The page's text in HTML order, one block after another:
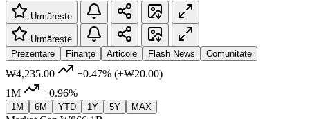
Urmărește
Urmărește
Prezentare
Finanțe Articole Flash News Comunitate
₩4,235.00 +0.47% (+₩20.00)
1M
+0.96%
1M 6M YTD 1Y 5Y MAX